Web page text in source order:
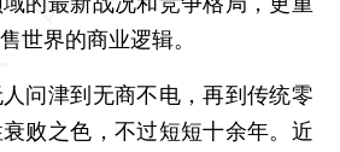
世界的商业逻辑。
津到无商不电，再到传统零
败之色，不过短短十余年。近